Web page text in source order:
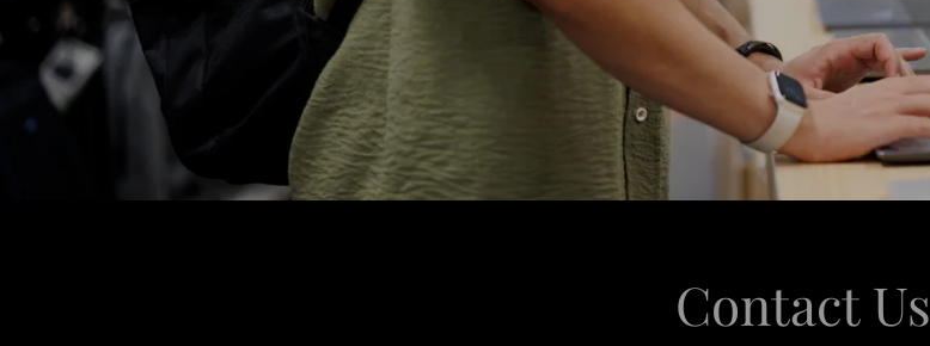
Contact Us